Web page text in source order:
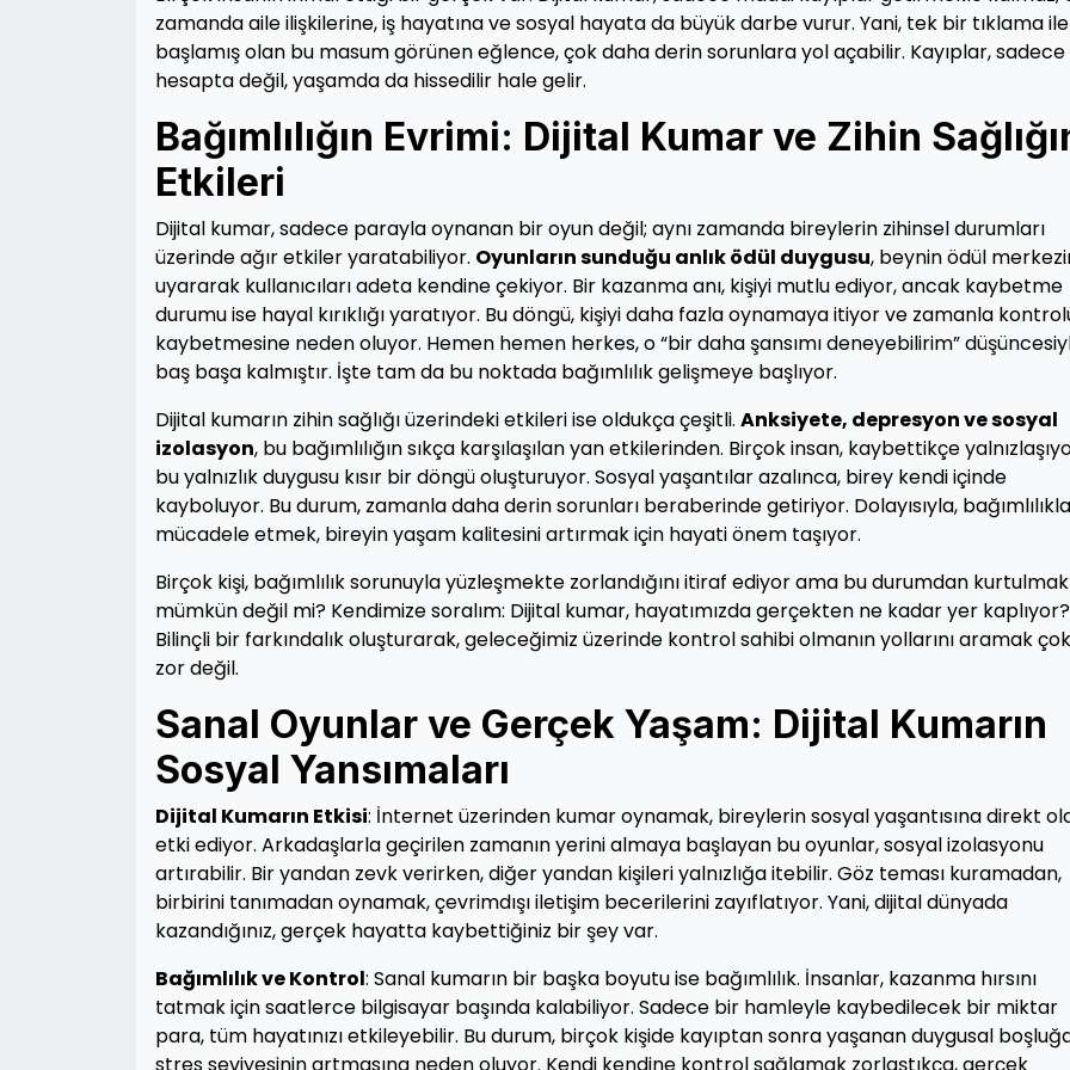
zamanda aile ilişkilerine, iş hayatına ve sosyal hayata da büyük darbe vurur. Yani, tek bir tıklama ile
başlamış olan bu masum görünen eğlence, çok daha derin sorunlara yol açabilir. Kayıplar, sadece
hesapta değil, yaşamda da hissedilir hale gelir.
Bağımlılığın Evrimi: Dijital Kumar ve Zihin
Etkileri
Dijital kumar, sadece parayla oynanan bir oyun değil; aynı zamanda bireylerin zihinsel durumları
üzerinde ağır etkiler yaratabiliyor. Oyunların sunduğu anlık ödül duygusu, beynin ödül
uyararak kullanıcıları adeta kendine çekiyor. Bir kazanma anı, kişiyi mutlu ediyor, ancak kaybetme
durumu ise hayal kırıklığı yaratıyor. Bu döngü, kişiyi daha fazla oynamaya itiyor ve zamanla
kaybetmesine neden oluyor. Hemen hemen herkes, o “bir daha şansımı deneyebilirim”
baş başa kalmıştır. İşte tam da bu noktada bağımlılık gelişmeye başlıyor.
Dijital kumarın zihin sağlığı üzerindeki etkileri ise oldukça çeşitli. Anksiyete, depresyon ve sosyal
izolasyon, bu bağımlılığın sıkça karşılaşılan yan etkilerinden. Birçok insan, kaybettikçe
bu yalnızlık duygusu kısır bir döngü oluşturuyor. Sosyal yaşantılar azalınca, birey kendi içinde
kayboluyor. Bu durum, zamanla daha derin sorunları beraberinde getiriyor. Dolayısıyla, bağımlılıkla
mücadele etmek, bireyin yaşam kalitesini artırmak için hayati önem taşıyor.
Birçok kişi, bağımlılık sorunuyla yüzleşmekte zorlandığını itiraf ediyor ama bu durumdan kurtulmak
mümkün değil mi? Kendimize soralım: Dijital kumar, hayatımızda gerçekten ne kadar yer kaplıyor?
Bilinçli bir farkındalık oluşturarak, geleceğimiz üzerinde kontrol sahibi olmanın yollarını aramak
zor değil.
Sanal Oyunlar ve Gerçek Yaşam: Dijital Kumarın
Sosyal Yansımaları
Dijital Kumarın Etkisi: İnternet üzerinden kumar oynamak, bireylerin sosyal yaşantısına direkt
etki ediyor. Arkadaşlarla geçirilen zamanın yerini almaya başlayan bu oyunlar, sosyal izolasyonu
artırabilir. Bir yandan zevk verirken, diğer yandan kişileri yalnızlığa itebilir. Göz teması kuramadan,
birbirini tanımadan oynamak, çevrimdışı iletişim becerilerini zayıflatıyor. Yani, dijital dünyada
kazandığınız, gerçek hayatta kaybettiğiniz bir şey var.
Bağımlılık ve Kontrol: Sanal kumarın bir başka boyutu ise bağımlılık. İnsanlar, kazanma hırsını
tatmak için saatlerce bilgisayar başında kalabiliyor. Sadece bir hamleyle kaybedilecek bir miktar
para, tüm hayatınızı etkileyebilir. Bu durum, birçok kişide kayıptan sonra yaşanan duygusal